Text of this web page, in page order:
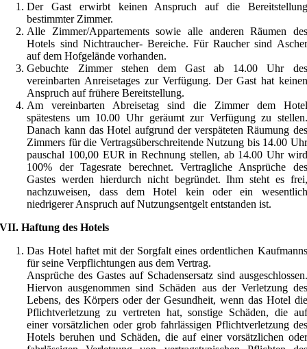
Der Gast erwirbt keinen Anspruch auf die Bereitstellung
bestimmter Zimmer.
Alle Zimmer/Appartements sowie alle anderen Räumen des
Hotels sind Nichtraucher- Bereiche. Für Raucher sind Ascher
auf dem Hofgelände vorhanden.
Gebuchte Zimmer stehen dem Gast ab 14.00 Uhr des
vereinbarten Anreisetages zur Verfügung. Der Gast hat keinen
Anspruch auf frühere Bereitstellung.
Am vereinbarten Abreisetag sind die Zimmer dem Hotel
spätestens um 10.00 Uhr geräumt zur Verfügung zu stellen.
Danach kann das Hotel aufgrund der verspäteten Räumung des
Zimmers für die Vertragsüberschreitende Nutzung bis 14.00 Uhr
pauschal 100,00 EUR in Rechnung stellen, ab 14.00 Uhr wird
100% der Tagesrate berechnet. Vertragliche Ansprüche des
Gastes werden hierdurch nicht begründet. Ihm steht es frei,
nachzuweisen, dass dem Hotel kein oder ein wesentlich
niedrigerer Anspruch auf Nutzungsentgelt entstanden ist.
VII. Haftung des Hotels
Das Hotel haftet mit der Sorgfalt eines ordentlichen Kaufmanns
für seine Verpflichtungen aus dem Vertrag.
Ansprüche des Gastes auf Schadensersatz sind ausgeschlossen.
Hiervon ausgenommen sind Schäden aus der Verletzung des
Lebens, des Körpers oder der Gesundheit, wenn das Hotel die
Pflichtverletzung zu vertreten hat, sonstige Schäden, die auf
einer vorsätzlichen oder grob fahrlässigen Pflichtverletzung des
Hotels beruhen und Schäden, die auf einer vorsätzlichen oder